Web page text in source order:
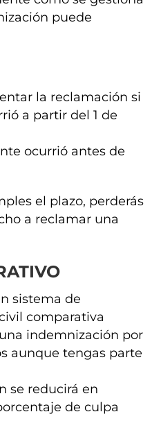
puede
la reclamación si
a partir del 1 de
ocurrió antes de
el plazo, perderás
a reclamar una
sistema de
comparativa
indemnización por
aunque tengas parte
se reducirá en
de culpa